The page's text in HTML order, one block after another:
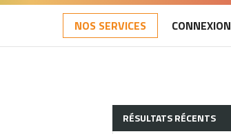
NOS SERVICES CONNEXION
RÉSULTATS RÉCENTS